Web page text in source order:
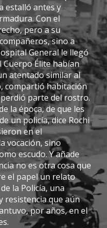
estalló antes y
Con el
pero a su
sino a
General le llegó
Cuerpo Élite habían
atentado similar al
compartió habitación
parte del rostro.
la época, de que les
un policía, dice Rochi
en el
vocación, sino
escudo. Y añade
no es otra cosa que
el papel un relato
la Policía, una
resistencia que aún
por años, en el